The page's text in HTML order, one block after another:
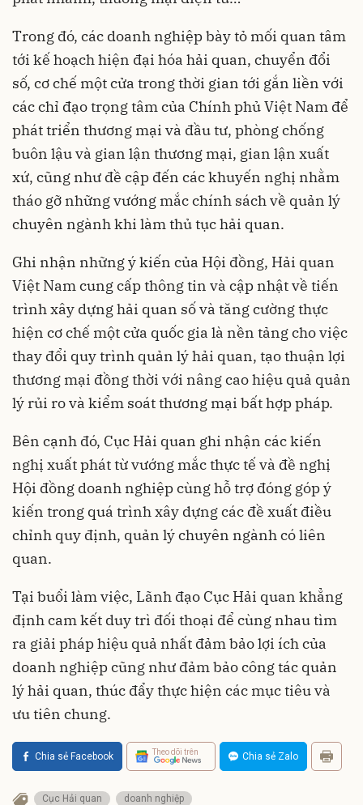
Trong đó, các doanh nghiệp bày tỏ mối quan tâm
tới kế hoạch hiện đại hóa hải quan, chuyển đổi
số, cơ chế một cửa trong thời gian tới gắn liền với
các chỉ đạo trọng tâm của Chính phủ Việt Nam để
phát triển thương mại và đầu tư, phòng chống
buôn lậu và gian lận thương mại, gian lận xuất
xứ, cũng như đề cập đến các khuyến nghị nhằm
tháo gỡ những vướng mắc chính sách về quản lý
chuyên ngành khi làm thủ tục hải quan.
Ghi nhận những ý kiến của Hội đồng, Hải quan
Việt Nam cung cấp thông tin và cập nhật về tiến
trình xây dựng hải quan số và tăng cường thực
hiện cơ chế một cửa quốc gia là nền tảng cho việc
thay đổi quy trình quản lý hải quan, tạo thuận lợi
thương mại đồng thời với nâng cao hiệu quả quản
lý rủi ro và kiểm soát thương mại bất hợp pháp.
Bên cạnh đó, Cục Hải quan ghi nhận các kiến
nghị xuất phát từ vướng mắc thực tế và đề nghị
Hội đồng doanh nghiệp cùng hỗ trợ đóng góp ý
kiến trong quá trình xây dựng các đề xuất điều
chỉnh quy định, quản lý chuyên ngành có liên
quan.
Tại buổi làm việc, Lãnh đạo Cục Hải quan khẳng
định cam kết duy trì đối thoại để cùng nhau tìm
ra giải pháp hiệu quả nhất đảm bảo lợi ích của
doanh nghiệp cũng như đảm bảo công tác quản
lý hải quan, thúc đẩy thực hiện các mục tiêu và
ưu tiên chung.
Chia sẻ Facebook Theo dõi trên Chia sẻ Zalo
Cục Hải quan
doanh nghiệp